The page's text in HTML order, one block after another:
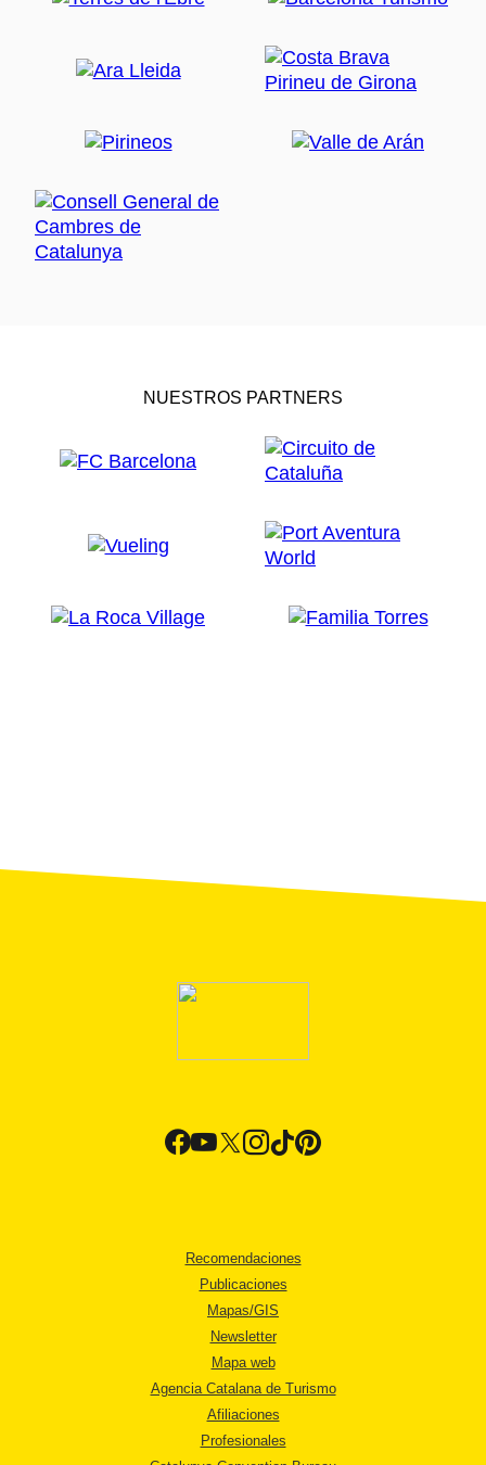
NUESTROS PARTNERS
Recomendaciones
Publicaciones
Mapas/GIS
Newsletter
Mapa web
Agencia Catalana de Turismo
Afiliaciones
Profesionales